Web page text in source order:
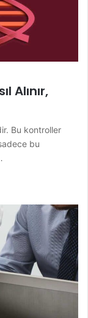
Alınır,
Bu kontroller
bu